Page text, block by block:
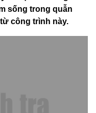
sống trong quẫn
công trình này.